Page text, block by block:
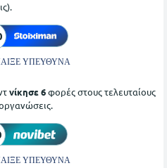
ΥΠΕΥΘΥΝΑ
νίκησε 6φορές στους τελευταίους
ΥΠΕΥΘΥΝΑ